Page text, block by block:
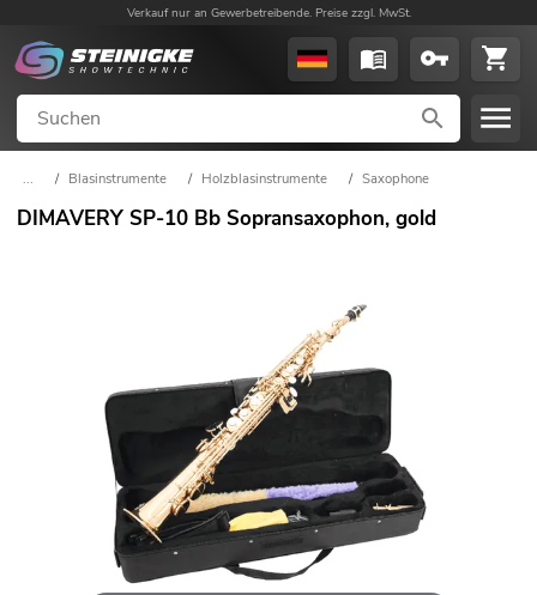
Verkauf nur an Gewerbetreibende. Preise zzgl. MwSt.
... / Blasinstrumente / Holzblasinstrumente / Saxophone
DIMAVERY SP-10 Bb Sopransaxophon, gold